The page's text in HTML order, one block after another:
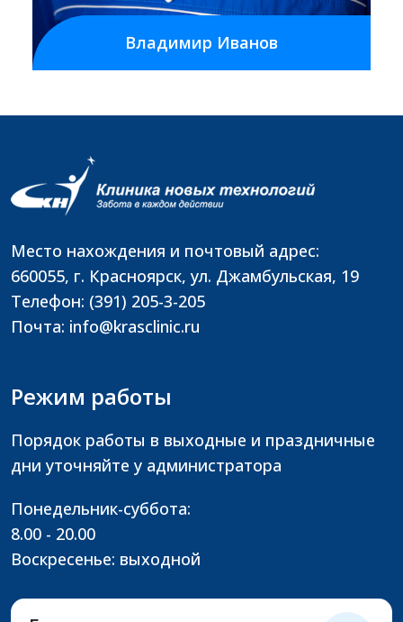
Владимир Иванов
Место нахождения и почтовый адрес:
660055, г. Красноярск, ул. Джамбульская, 19
Телефон: (391) 205-3-205
Почта: info@krasclinic.ru
Режим работы
Порядок работы в выходные и праздничные
дни уточняйте у администратора
Понедельник-суббота:
8.00 - 20.00
Воскресенье: выходной